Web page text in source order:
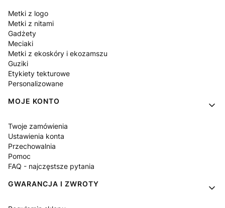
Metki z logo
Metki z nitami
Gadżety
Meciaki
Metki z ekoskóry i ekozamszu
Guziki
Etykiety tekturowe
Personalizowane
MOJE KONTO
Twoje zamówienia
Ustawienia konta
Przechowalnia
Pomoc
FAQ - najczęstsze pytania
GWARANCJA I ZWROTY